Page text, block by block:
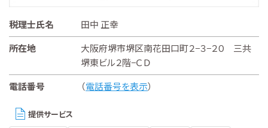
税理士氏名
田中 正幸
所在地
大阪府堺市堺区南花田口町２−３−２０ 三共
堺東ビル２階−ＣＤ
電話番号
（電話番号を表示）
提供サービス